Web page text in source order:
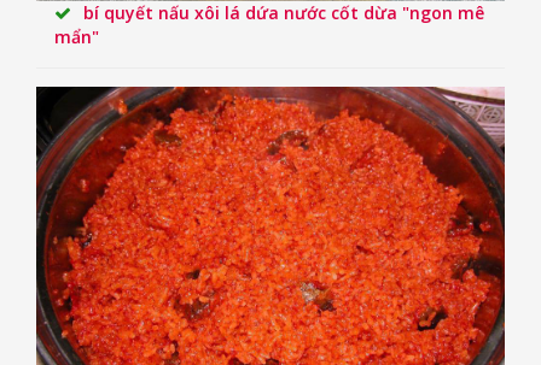
bí quyết nấu xôi lá dứa nước cốt dừa "ngon mê
mẩn"